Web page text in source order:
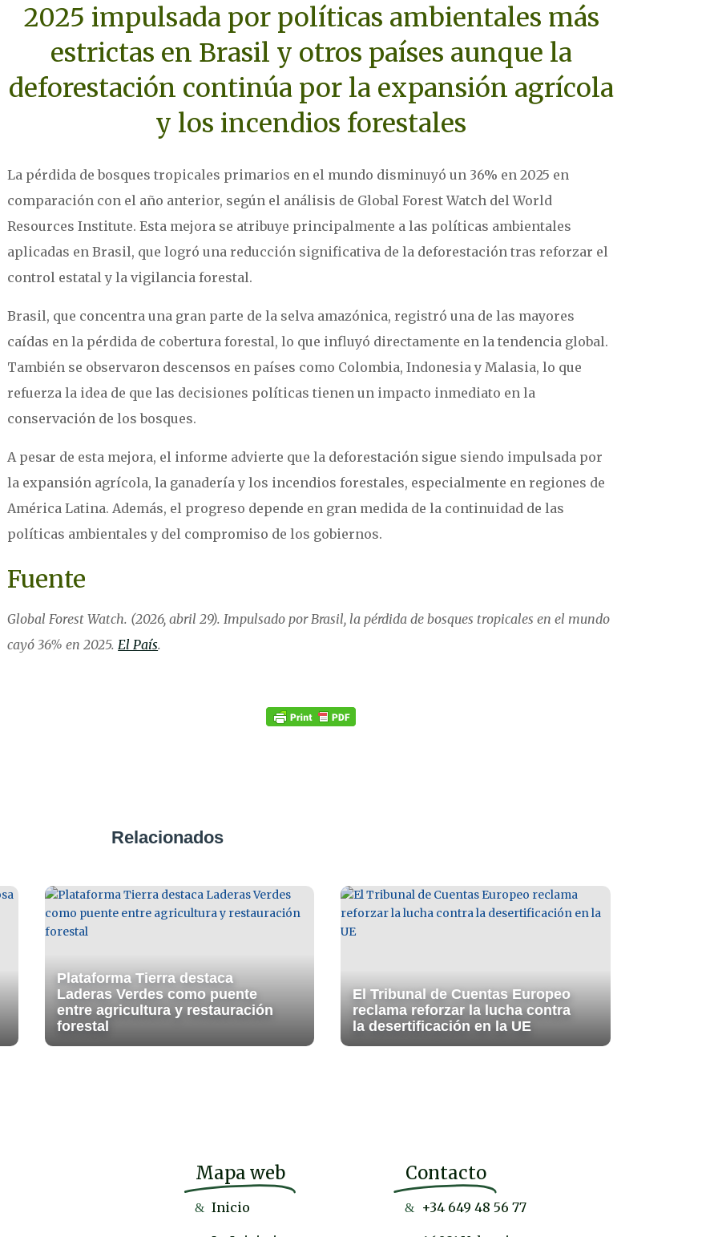
2025 impulsada por políticas ambientales más
estrictas en Brasil y otros países aunque la
deforestación continúa por la expansión agrícola
y los incendios forestales
La pérdida de bosques tropicales primarios en el mundo disminuyó un 36% en 2025 en
comparación con el año anterior, según el análisis de Global Forest Watch del World
Resources Institute. Esta mejora se atribuye principalmente a las políticas ambientales
aplicadas en Brasil, que logró una reducción significativa de la deforestación tras reforzar el
control estatal y la vigilancia forestal.
Brasil, que concentra una gran parte de la selva amazónica, registró una de las mayores
caídas en la pérdida de cobertura forestal, lo que influyó directamente en la tendencia global.
También se observaron descensos en países como Colombia, Indonesia y Malasia, lo que
refuerza la idea de que las decisiones políticas tienen un impacto inmediato en la
conservación de los bosques.
A pesar de esta mejora, el informe advierte que la deforestación sigue siendo impulsada por
la expansión agrícola, la ganadería y los incendios forestales, especialmente en regiones de
América Latina. Además, el progreso depende en gran medida de la continuidad de las
políticas ambientales y del compromiso de los gobiernos.
Fuente
Global Forest Watch. (2026, abril 29). Impulsado por Brasil, la pérdida de bosques tropicales en el mundo
cayó 36% en 2025.El País.
Relacionados
Plataforma Tierra destaca
Laderas Verdes como puente
entre agricultura y restauración
forestal
El Tribunal de Cuentas Europeo
reclama reforzar la lucha contra
la desertificación en la UE
Mapa web
Inicio
Contacto
+34 649 48 56 77